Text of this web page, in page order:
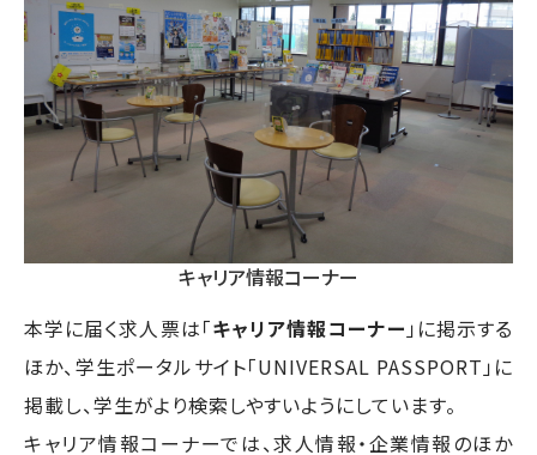
キャリア情報コーナー
本学に届く求人票は「キャリア情報コーナー 」に掲示する
ほか、学生ポータルサイト「UNIVERSAL PASSPORT」に
掲載し、学生がより検索しやすいようにしています。
キャリア情報コーナーでは、求人情報・企業情報のほか